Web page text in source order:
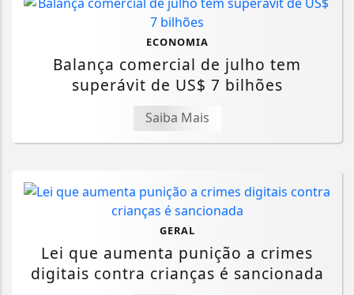
ECONOMIA
Balança comercial de julho tem
superávit de US$ 7 bilhões
Saiba Mais
GERAL
Lei que aumenta punição a crimes
digitais contra crianças é sancionada